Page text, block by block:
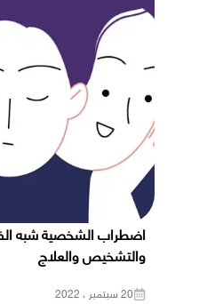
اضطراب الشخصية شبه
والتشخيص والعلاج
20 سبتمبر ، 2022